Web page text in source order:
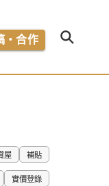
・合作
屋 補貼
實價登錄